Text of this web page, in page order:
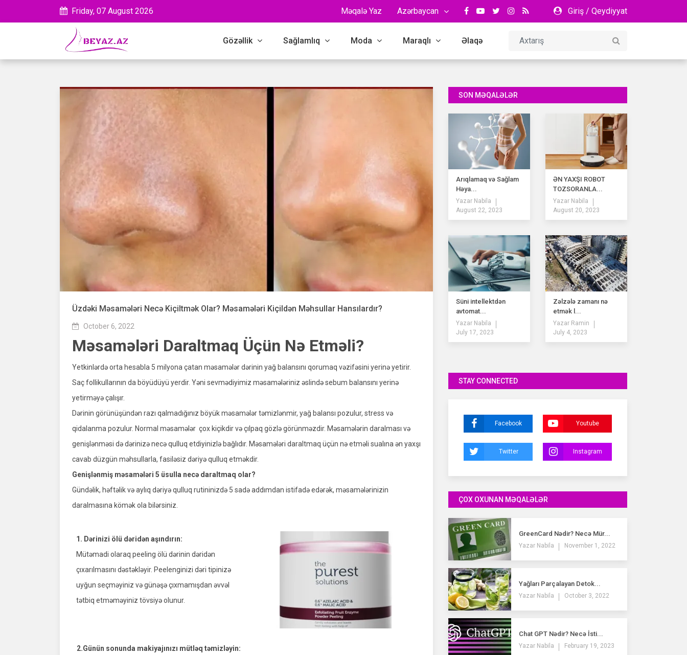
Friday, 07 August 2026 Məqalə Yaz Azərbaycan Giriş / Qeydiyyat
Gözəllik Sağlamlıq Moda Maraqlı Əlaqə
Üzdəki Məsamələri Necə Kiçiltmək Olar? Məsamələri Kiçildən Məhsullar Hansılardır?
October 6, 2022
Məsamələri Daraltmaq Üçün Nə Etməli?
Yetkinlərdə orta hesabla 5 milyona çatan məsamələr dərinin yağ balansını qorumaq vəzifəsini yerinə yetirir.
Saç follikullarının da böyüdüyü yerdir. Yəni sevmədiyimiz məsamələriniz əslində sebum balansını yerinə
yetirməyə çalışır.
Dərinin görünüşündən razı qalmadığınız böyük məsamələr təmizlənmir, yağ balansı pozulur, stress və
qidalanma pozulur. Normal məsamələr çox kiçikdir və çılpaq gözlə görünməzdir. Məsamələrin daralması və
genişlənməsi də dərinizə necə qulluq etdiyinizlə bağlıdır. Məsamələri daraltmaq üçün nə etməli sualına ən yaxşı
cavab düzgün məhsullarla, fasiləsiz dəriyə qulluq etməkdir.
Genişlənmiş məsamələri 5 üsulla necə daraltmaq olar?
Gündəlik, həftəlik və aylıq dəriyə qulluq rutininizdə 5 sadə addımdan istifadə edərək, məsamələrinizin
daralmasına kömək ola bilərsiniz.
1. Dərinizi ölü dəridən aşındırın:
Mütəmadi olaraq peeling ölü dərinin dəridən
çıxarılmasını dəstəkləyir. Peelenginizi dəri tipinizə
uyğun seçməyiniz və günəşə çıxmamışdan əvvəl
tətbiq etməməyiniz tövsiyə olunur.
2.Günün sonunda makiyajınızı mütləq təmizləyin:
SON MƏQALƏLƏR
Arıqlamaq və Sağlam
Həya...
Yazar Nabila
August 22, 2023
ƏN YAXŞI ROBOT
TOZSORANLA...
Yazar Nabila
August 20, 2023
Süni intellektdən
avtomat...
Yazar Nabila
July 17, 2023
Zəlzələ zamanı nə
etmək l...
Yazar Ramin
July 4, 2023
STAY CONNECTED
Facebook Youtube
Twitter Instagram
ÇOX OXUNAN MƏQALƏLƏR
GreenCard Nədir? Necə Mür...
Yazar Nabila November 1, 2022
Yağları Parçalayan Detok...
Yazar Nabila October 3, 2022
Chat GPT Nədir? Necə İsti...
Yazar Nabila February 19, 2023